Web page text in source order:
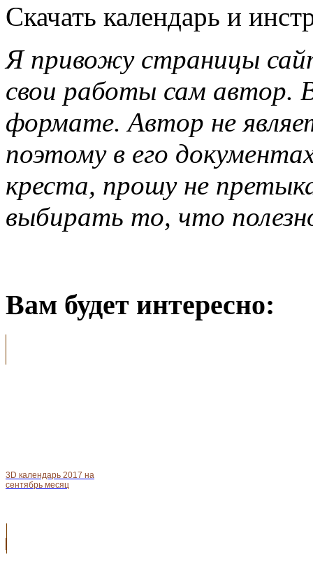
Скачать календарь и
Я привожу страницы
свои работы сам автор.
формате. Автор не
поэтому в его
креста, прошу не
выбирать то, что
Вам будет интересно:
3D календарь 2017 на
сентябрь месяц